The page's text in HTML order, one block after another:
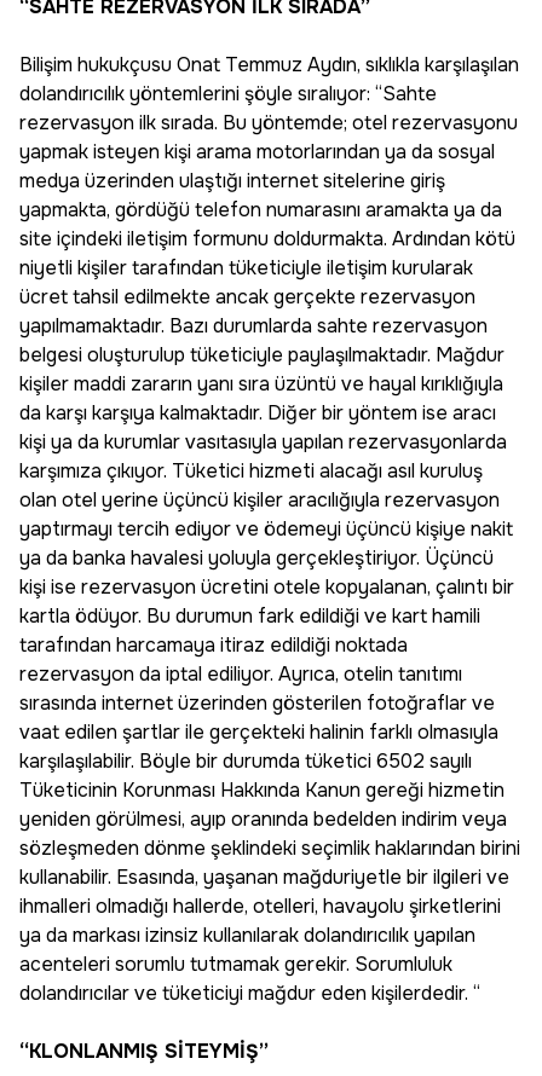
“SAHTE REZERVASYON İLK SIRADA”
Bilişim hukukçusu Onat Temmuz Aydın, sıklıkla karşılaşılan
dolandırıcılık yöntemlerini şöyle sıralıyor: “Sahte
rezervasyon ilk sırada. Bu yöntemde; otel rezervasyonu
yapmak isteyen kişi arama motorlarından ya da sosyal
medya üzerinden ulaştığı internet sitelerine giriş
yapmakta, gördüğü telefon numarasını aramakta ya da
site içindeki iletişim formunu doldurmakta. Ardından kötü
niyetli kişiler tarafından tüketiciyle iletişim kurularak
ücret tahsil edilmekte ancak gerçekte rezervasyon
yapılmamaktadır. Bazı durumlarda sahte rezervasyon
belgesi oluşturulup tüketiciyle paylaşılmaktadır. Mağdur
kişiler maddi zararın yanı sıra üzüntü ve hayal kırıklığıyla
da karşı karşıya kalmaktadır. Diğer bir yöntem ise aracı
kişi ya da kurumlar vasıtasıyla yapılan rezervasyonlarda
karşımıza çıkıyor. Tüketici hizmeti alacağı asıl kuruluş
olan otel yerine üçüncü kişiler aracılığıyla rezervasyon
yaptırmayı tercih ediyor ve ödemeyi üçüncü kişiye nakit
ya da banka havalesi yoluyla gerçekleştiriyor. Üçüncü
kişi ise rezervasyon ücretini otele kopyalanan, çalıntı bir
kartla ödüyor. Bu durumun fark edildiği ve kart hamili
tarafından harcamaya itiraz edildiği noktada
rezervasyon da iptal ediliyor. Ayrıca, otelin tanıtımı
sırasında internet üzerinden gösterilen fotoğraflar ve
vaat edilen şartlar ile gerçekteki halinin farklı olmasıyla
karşılaşılabilir. Böyle bir durumda tüketici 6502 sayılı
Tüketicinin Korunması Hakkında Kanun gereği hizmetin
yeniden görülmesi, ayıp oranında bedelden indirim veya
sözleşmeden dönme şeklindeki seçimlik haklarından birini
kullanabilir. Esasında, yaşanan mağduriyetle bir ilgileri ve
ihmalleri olmadığı hallerde, otelleri, havayolu şirketlerini
ya da markası izinsiz kullanılarak dolandırıcılık yapılan
acenteleri sorumlu tutmamak gerekir. Sorumluluk
dolandırıcılar ve tüketiciyi mağdur eden kişilerdedir. “
“KLONLANMIŞ SİTEYMİŞ”